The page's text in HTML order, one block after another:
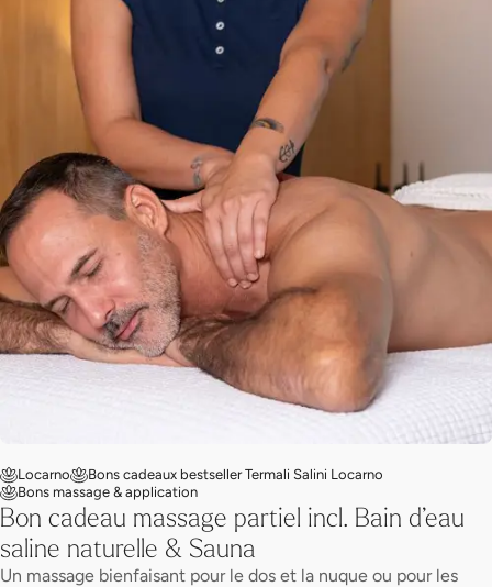
Locarno
Bons cadeaux bestseller Termali Salini Locarno
Bons massage & application
Bon cadeau massage partiel incl. Bain d’eau
saline naturelle & Sauna
Un massage bienfaisant pour le dos et la nuque ou pour les